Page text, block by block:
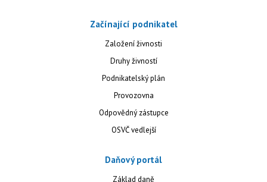
Začínající podnikatel
Založení živnosti
Druhy živností
Podnikatelský plán
Provozovna
Odpovědný zástupce
OSVČ vedlejší
Daňový portál
Základ daně